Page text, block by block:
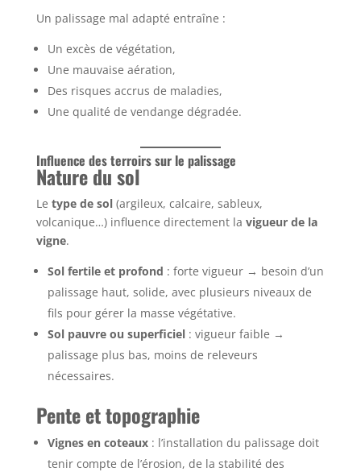
Un palissage mal adapté entraîne :
Un excès de végétation,
Une mauvaise aération,
Des risques accrus de maladies,
Une qualité de vendange dégradée.
Influence des terroirs sur le palissage
Nature du sol
Le type de sol(argileux, calcaire, sableux,
volcanique…) influence directement la vigueur de la
vigne.
Sol fertile et profond : forte vigueur → besoin d’un
palissage haut, solide, avec plusieurs niveaux de
fils pour gérer la masse végétative.
Sol pauvre ou superficiel: vigueur faible →
palissage plus bas, moins de releveurs
nécessaires.
Pente et topographie
Vignes en coteaux: l’installation du palissage doit
tenir compte de l’érosion, de la stabilité des